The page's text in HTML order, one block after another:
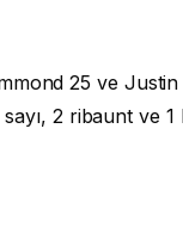
25 ve Justin
2 ribaunt ve 1